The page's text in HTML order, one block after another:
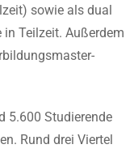
sowie als dual
Teilzeit. Außerdem
5.600 Studierende
Rund drei Viertel